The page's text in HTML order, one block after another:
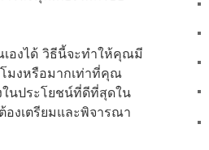
องได้ วิธีนี้จะทำให้คุณมี
มงหรือมากเท่าที่คุณ
ในประโยชน์ที่ดีที่สุดใน
งเตรียมและพิจารณา